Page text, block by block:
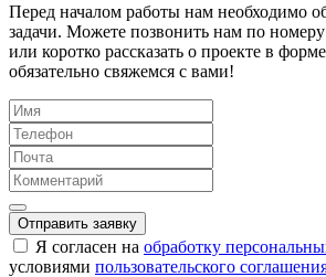
Перед началом работы нам необходимо
задачи. Можете позвонить нам по номеру
или коротко рассказать о проекте в
обязательно свяжемся с вами!
Отправить заявку
Я согласен на обработку
условиями пользовательского